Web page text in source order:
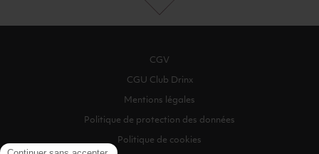
CGV
CGU Club Drinx
Mentions légales
Politique de protection des données
Politique de cookies